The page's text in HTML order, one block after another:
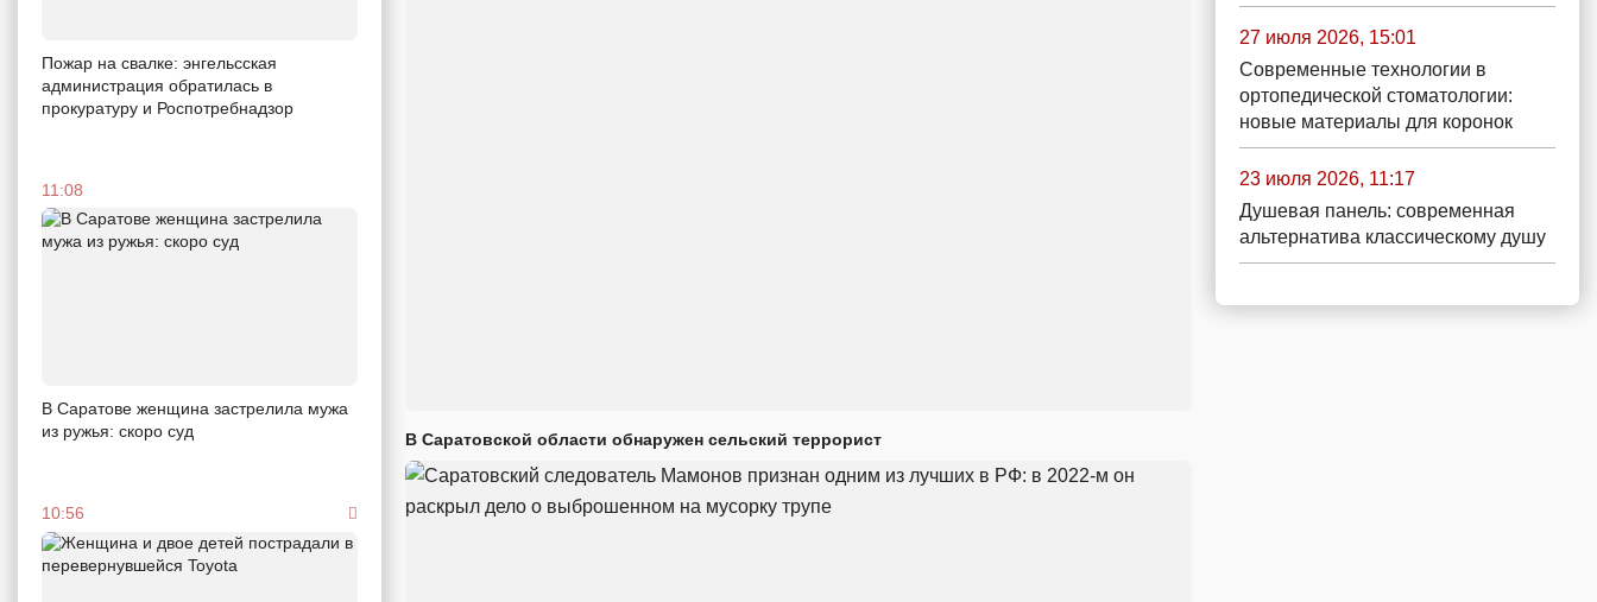
Пожар на свалке: энгельсская
администрация обратилась в
прокуратуру и Роспотребнадзор
11:08
В Саратове женщина застрелила мужа
из ружья: скоро суд
10:56
В Саратовской области обнаружен сельский террорист
27 июля 2026, 15:01
Современные технологии в
ортопедической стоматологии:
новые материалы для коронок
23 июля 2026, 11:17
Душевая панель: современная
альтернатива классическому душу